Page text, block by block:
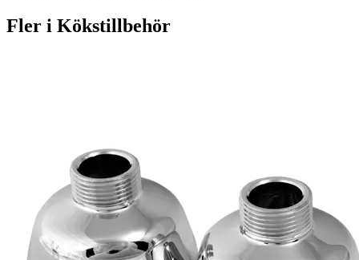
Fler i Kökstillbehör